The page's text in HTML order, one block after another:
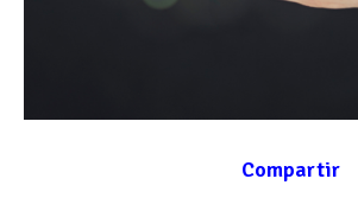
Compartir